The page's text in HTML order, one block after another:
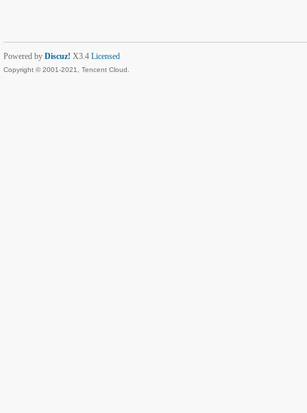
Powered by Discuz! X3.4 Licensed
Copyright © 2001-2021, Tencent Cloud.